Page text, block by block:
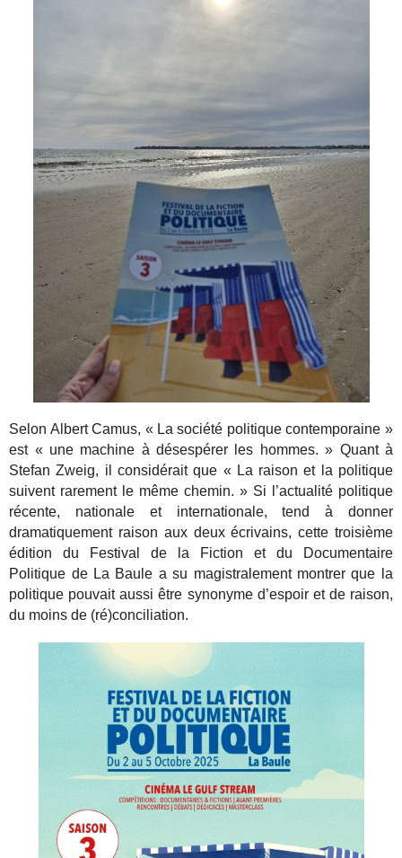
Selon Albert Camus, « La société politique contemporaine »
est « une machine à désespérer les hommes. » Quant à
Stefan Zweig, il considérait que « La raison et la politique
suivent rarement le même chemin. » Si l’actualité politique
récente, nationale et internationale, tend à donner
dramatiquement raison aux deux écrivains, cette troisième
édition du Festival de la Fiction et du Documentaire
Politique de La Baule a su magistralement montrer que la
politique pouvait aussi être synonyme d’espoir et de raison,
du moins de (ré)conciliation.